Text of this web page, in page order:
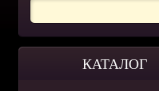
КАТАЛОГ